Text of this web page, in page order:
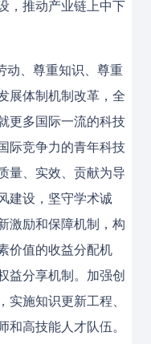
，推动产业链上中下
动、尊重知识、尊重
展体制机制改革，全
更多国际一流的科技
际竞争力的青年科技
量、实效、贡献为导
建设，坚守学术诚
激励和保障机制，构
价值的收益分配机
益分享机制。加强创
实施知识更新工程、
和高技能人才队伍。